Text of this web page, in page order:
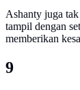
Ashanty juga
tampil dengan
memberikan
9